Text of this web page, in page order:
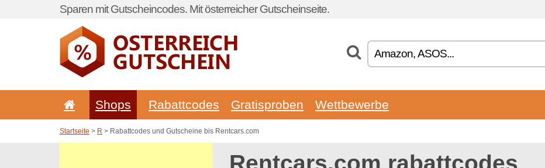
Sparen mit Gutscheincodes. Mit österreicher Gutscheinseite.
Shops Rabattcodes Gratisproben Wettbewerbe
Startseite > R > Rabattcodes und Gutscheine bis Rentcars.com